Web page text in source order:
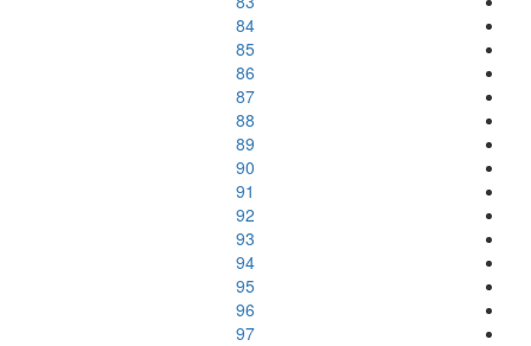
84
85
86
87
88
89
90
91
92
93
94
95
96
97